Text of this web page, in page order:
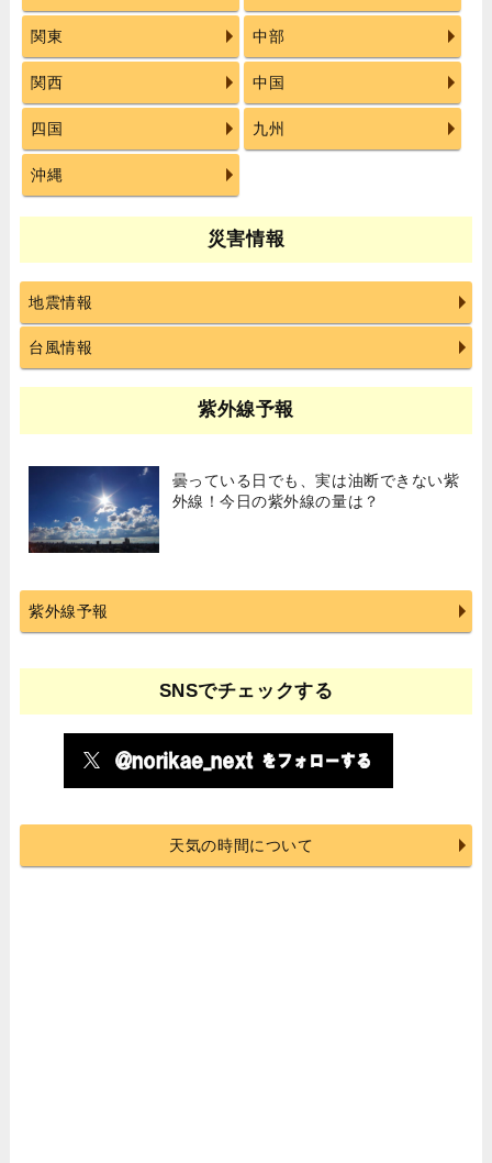
関東 中部
関西 中国
四国 九州
沖縄
災害情報
地震情報
台風情報
紫外線予報
曇っている日でも、実は油断できない紫
外線！今日の紫外線の量は？
紫外線予報
SNSでチェックする
天気の時間について